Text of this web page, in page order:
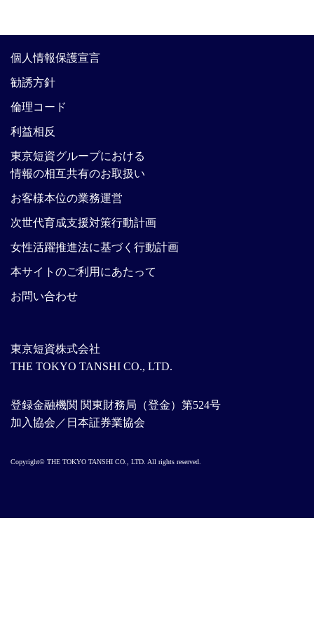
東京短資株式会社
THE TOKYO TANSHI CO., LTD.
登録金融機関 関東財務局（登金）第524号
加入協会／日本証券業協会
個人情報保護宣言
勧誘方針
倫理コード
利益相反
東京短資グループにおける
情報の相互共有のお取扱い
お客様本位の業務運営
次世代育成支援対策行動計画
女性活躍推進法に基づく行動計画
本サイトのご利用にあたって
お問い合わせ
Copyright© THE TOKYO TANSHI CO., LTD. All rights reserved.